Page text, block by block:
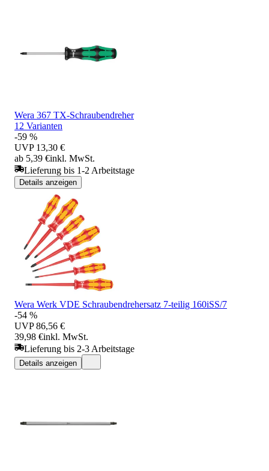
Wera 367 TX-Schraubendreher
12 Varianten
-59 %
UVP 13,30 €
ab 5,39 €inkl. MwSt.
Lieferung bis 1-2 Arbeitstage
Details anzeigen
Wera Werk VDE Schraubendrehersatz 7-teilig 160iSS/7
-54 %
UVP 86,56 €
39,98 €inkl. MwSt.
Lieferung bis 2-3 Arbeitstage
Details anzeigen